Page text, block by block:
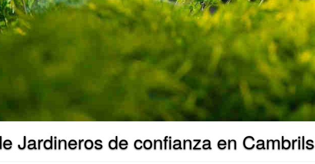
Jardineros de confianza en Cambrils